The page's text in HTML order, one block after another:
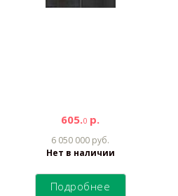
605.0 р.
6 050 000 руб.
Нет в наличии
Подробнее